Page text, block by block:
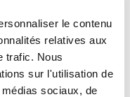
le contenu
relatives aux
trafic. Nous
sur l'utilisation de
sociaux, de
aux attentes et